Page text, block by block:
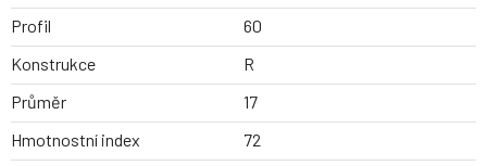
Profil
60
Konstrukce
R
Průměr
17
Hmotnostní index
72